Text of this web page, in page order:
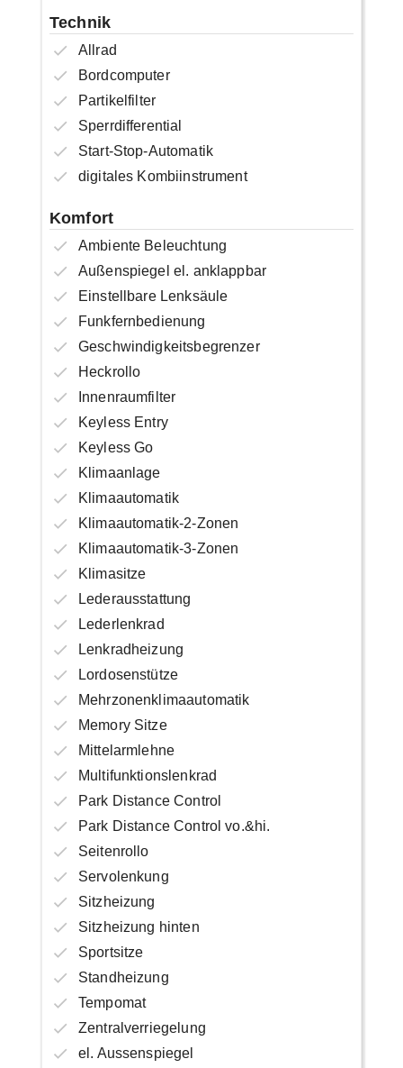
Technik
Allrad
Bordcomputer
Partikelfilter
Sperrdifferential
Start-Stop-Automatik
digitales Kombiinstrument
Komfort
Ambiente Beleuchtung
Außenspiegel el. anklappbar
Einstellbare Lenksäule
Funkfernbedienung
Geschwindigkeitsbegrenzer
Heckrollo
Innenraumfilter
Keyless Entry
Keyless Go
Klimaanlage
Klimaautomatik
Klimaautomatik-2-Zonen
Klimaautomatik-3-Zonen
Klimasitze
Lederausstattung
Lederlenkrad
Lenkradheizung
Lordosenstütze
Mehrzonenklimaautomatik
Memory Sitze
Mittelarmlehne
Multifunktionslenkrad
Park Distance Control
Park Distance Control vo.&hi.
Seitenrollo
Servolenkung
Sitzheizung
Sitzheizung hinten
Sportsitze
Standheizung
Tempomat
Zentralverriegelung
el. Aussenspiegel